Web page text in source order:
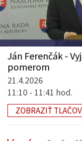
Ján Ferenčák -
pomerom
21.4.2026
11:10 - 11:41 hod.
ZOBRAZIŤ